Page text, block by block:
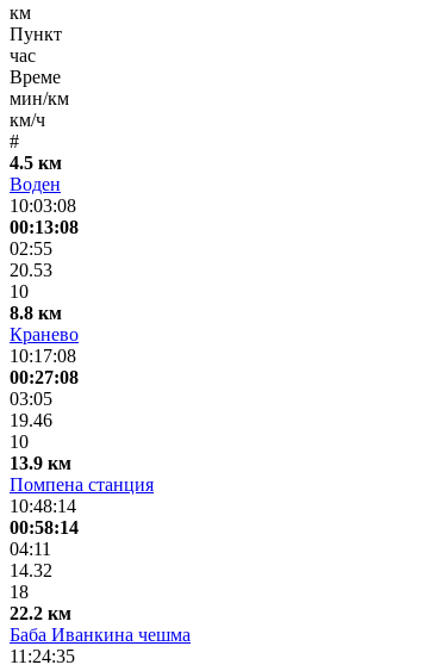
км
Пункт
час
Време
мин/км
км/ч
#
4.5 км
Воден
10:03:08
00:13:08
02:55
20.53
10
8.8 км
Кранево
10:17:08
00:27:08
03:05
19.46
10
13.9 км
Помпена станция
10:48:14
00:58:14
04:11
14.32
18
22.2 км
Баба Иванкина чешма
11:24:35